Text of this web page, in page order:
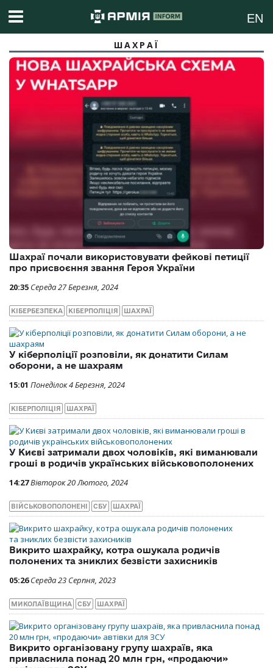
EN
ШАХРАЇ
Шахраї почали використовувати фейкові петиції
про присвоєння звання Героя України
20:35 Середа 27 Березня, 2024
КІБЕРБЕЗПЕКА КІБЕРПОЛІЦІЯ ШАХРАЇ
У кіберполіції розповіли, як донатити Силам
оборони, а не шахраям
15:01 Понеділок 4 Березня, 2024
КІБЕРПОЛІЦІЯ ШАХРАЇ
У Києві затримали двох чоловіків, які виманювали
гроші в родичів українських військовополонених
14:27Вівторок 20 Лютого, 2024
ВІЙСЬКОВОПОЛОНЕНІ СБУ ШАХРАЇ
Викрито шахрайку, котра ошукала родичів
полонених та зниклих безвісти захисників
05:26 Середа 23 Серпня, 2023
МИКОЛАЇВЩИНА СБУ ШАХРАЇ
Викрито організовану групу шахраїв, яка
привласнила понад 20 млн грн, «продаючи»